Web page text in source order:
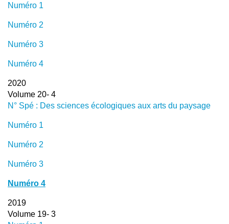
Numéro 1
Numéro 2
Numéro 3
Numéro 4
2020
Volume 20- 4
N° Spé : Des sciences écologiques aux arts du paysage
Numéro 1
Numéro 2
Numéro 3
Numéro 4
2019
Volume 19- 3